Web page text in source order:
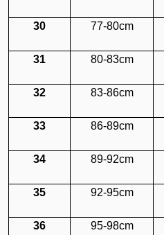
30 77-80cm
31 80-83cm
32 83-86cm
33 86-89cm
34 89-92cm
35 92-95cm
36 95-98cm